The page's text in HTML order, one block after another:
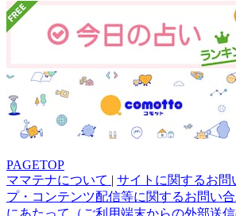
PAGETOP
ママテナについて | サイトに関するお問
プ・コンテンツ配信等に関するお問い
にあたって（ご利用端末からの外部送